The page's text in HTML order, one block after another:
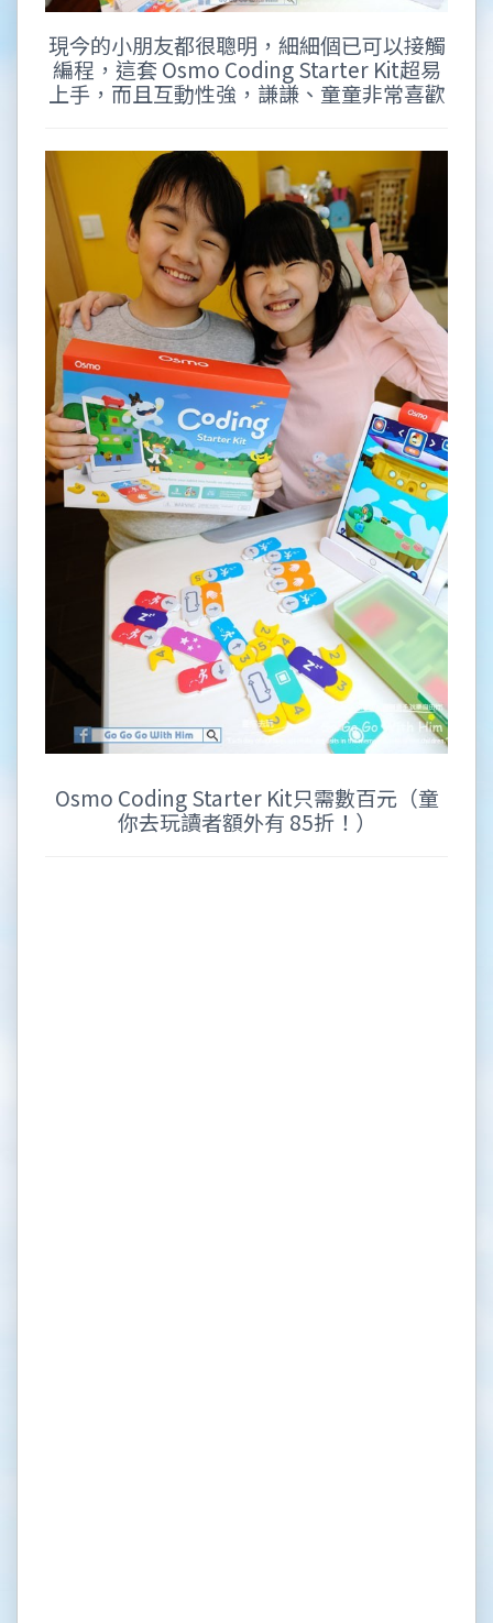
現今的小朋友都很聰明，細細個已可以接觸
編程，這套 Osmo Coding Starter Kit超易
上手，而且互動性強，謙謙、童童非常喜歡
Osmo Coding Starter Kit只需數百元（童
你去玩讀者額外有 85折！）